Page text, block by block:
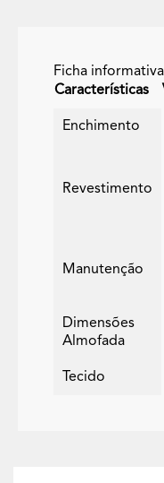
Ficha informativa
Características
Enchimento
Revestimento
Manutenção
Dimensões
Almofada
Tecido